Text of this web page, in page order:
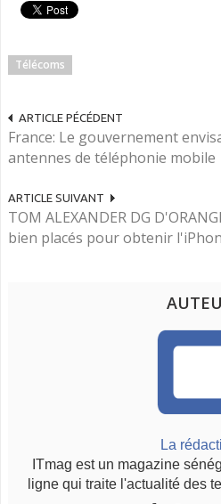
Télécoms
ARTICLE PÉCÉDENT
France: Le gouvernement
antennes de téléphonie mobile
ARTICLE SUIVANT
TOM ALEXANDER DG
bien placés pour obtenir
La
ITmag est un magazine
ligne qui traite l'actualité des